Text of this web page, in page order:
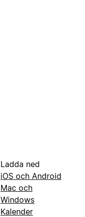
Ladda ned
iOS och Android
Mac och
Windows
Kalender